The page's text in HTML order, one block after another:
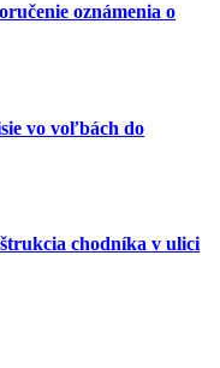
oznámenia o
vo voľbách do
chodníka v ulici